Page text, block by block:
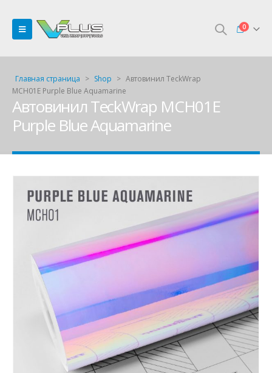
0
Главная страница > Shop > Автовинил TeckWrap
MCH01E Purple Blue Aquamarine
Автовинил TeckWrap MCH01E
Purple Blue Aquamarine